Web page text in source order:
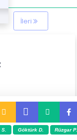
İleri
Göktürk D. Rüzgar P.